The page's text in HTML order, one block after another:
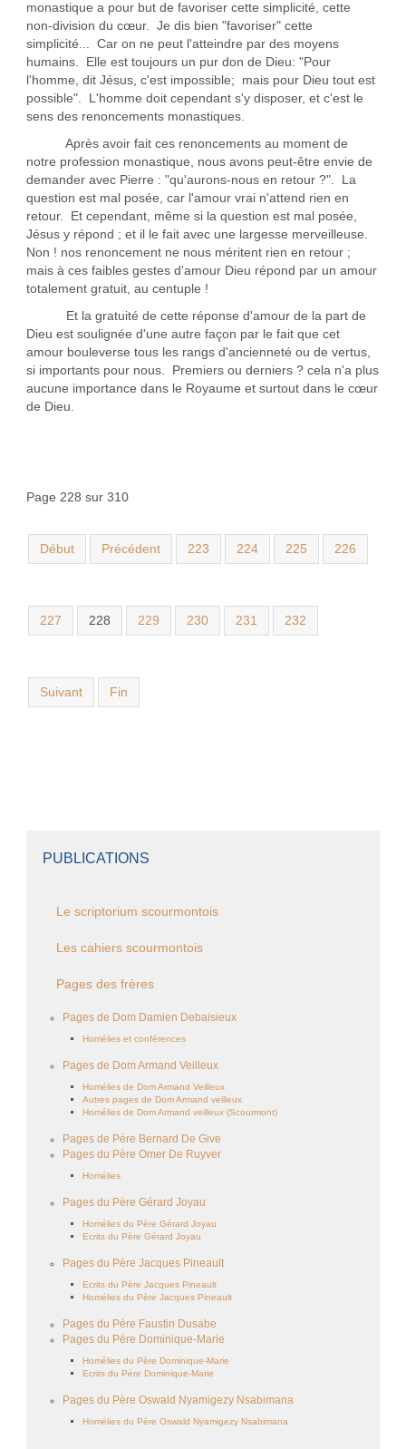
monastique a pour but de favoriser cette simplicité, cette
non-division du cœur. Je dis bien "favoriser" cette
simplicité... Car on ne peut l'atteindre par des moyens
humains. Elle est toujours un pur don de Dieu: "Pour
l'homme, dit Jésus, c'est impossible; mais pour Dieu tout est
possible". L'homme doit cependant s'y disposer, et c'est le
sens des renoncements monastiques.
Après avoir fait ces renoncements au moment de
notre profession monastique, nous avons peut-être envie de
demander avec Pierre : "qu'aurons-nous en retour ?". La
question est mal posée, car l'amour vrai n'attend rien en
retour. Et cependant, même si la question est mal posée,
Jésus y répond ; et il le fait avec une largesse merveilleuse.
Non ! nos renoncement ne nous méritent rien en retour ;
mais à ces faibles gestes d'amour Dieu répond par un amour
totalement gratuit, au centuple !
Et la gratuité de cette réponse d'amour de la part de
Dieu est soulignée d'une autre façon par le fait que cet
amour bouleverse tous les rangs d'ancienneté ou de vertus,
si importants pour nous. Premiers ou derniers ? cela n'a plus
aucune importance dans le Royaume et surtout dans le cœur
de Dieu.
Page 228 sur 310
Début Précédent 223 224 225 226
227 228 229 230 231 232
Suivant Fin
PUBLICATIONS
Le scriptorium scourmontois
Les cahiers scourmontois
Pages des frères
Pages de Dom Damien Debaisieux
Homélies et conférences
Pages de Dom Armand Veilleux
Homélies de Dom Armand Veilleux
Autres pages de Dom Armand veilleux
Homélies de Dom Armand veilleux (Scourmont)
Pages de Père Bernard De Give
Pages du Père Omer De Ruyver
Homélies
Pages du Père Gérard Joyau
Homélies du Père Gérard Joyau
Ecrits du Père Gérard Joyau
Pages du Père Jacques Pineault
Ecrits du Père Jacques Pineault
Homélies du Père Jacques Pineault
Pages du Père Faustin Dusabe
Pages du Père Dominique-Marie
Homélies du Père Dominique-Marie
Ecrits du Père Dominique-Marie
Pages du Père Oswald Nyamigezy Nsabimana
Homélies du Père Oswald Nyamigezy Nsabimana